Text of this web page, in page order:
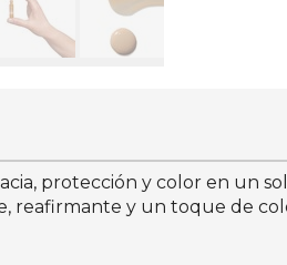
protección y color en un
reafirmante y un toque de